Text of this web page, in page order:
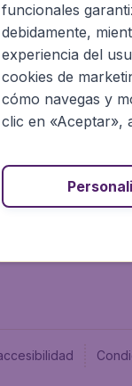
Programa
Información
funcionales
debidamente,
experiencia del
cookies de
cómo navegas y
clic en «Aceptar»,